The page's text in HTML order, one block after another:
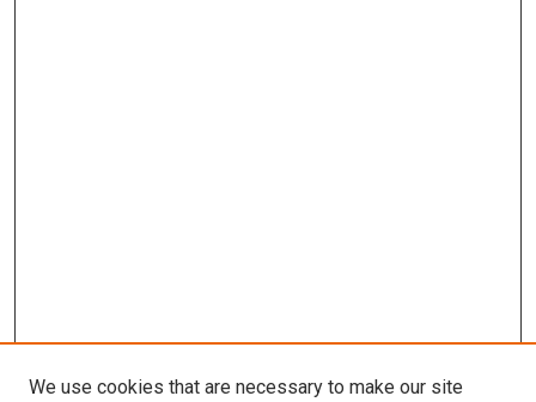
We use cookies that are necessary to make our site